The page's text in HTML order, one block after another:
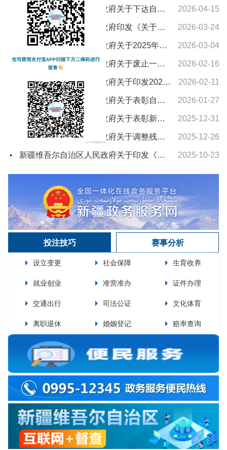
新疆维吾尔自治区人民政府关于下达自治区“十五五”期间年森林采伐限额的通知 2026-04-15
新疆维吾尔自治区人民政府印发《关于进一步支持养老服务发展十条措施》的通知 2026-03-24
新疆维吾尔自治区人民政府关于2025年新疆维吾尔自治区教学成果奖授奖的决定 2026-03-04
新疆维吾尔自治区人民政府关于废止一批自治区人民政府文件的通知 2026-02-16
新疆维吾尔自治区人民政府关于印发2026年自治区国民经济和社会发展计划及主要指标的通知 2026-02-11
新疆维吾尔自治区人民政府关于表彰自治区城市建设先进集体和先进个人的决定 2026-01-27
新疆维吾尔自治区人民政府关于表彰新疆维吾尔自治区农村水利工作先进集体和先进个人的决定 2025-12-31
新疆维吾尔自治区人民政府关于调整残疾、孤老人员和烈属所得减征个人所得税的通知 2025-12-26
新疆维吾尔自治区人民政府关于印发《新疆维吾尔自治区车船税实施办法》的通知 2025-10-23
投注技巧 赛事分析
设立变更 社会保障 生育收养
就业创业 准营准办 证件办理
交通出行 司法公证 文化体育
离职退休 婚姻登记 赔率查询